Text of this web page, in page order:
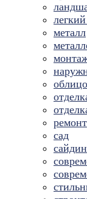
металл
ремонт
сад